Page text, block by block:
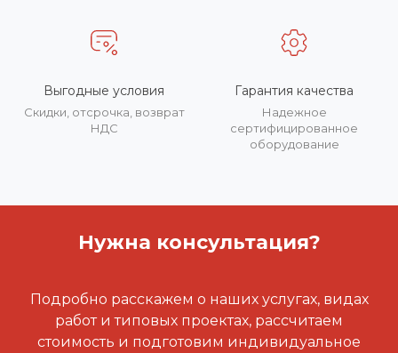
Выгодные условия
Скидки, отсрочка, возврат
НДС
Гарантия качества
Надежное
сертифицированное
оборудование
Нужна консультация?
Подробно расскажем о наших услугах, видах
работ и типовых проектах, рассчитаем
стоимость и подготовим индивидуальное